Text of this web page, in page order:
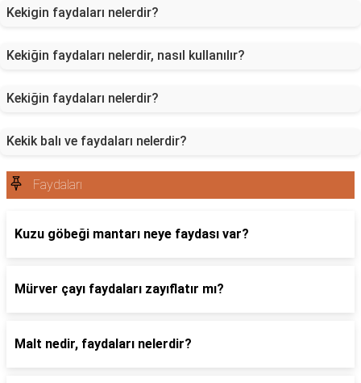
Kekigin faydaları nelerdir?
Kekiğin faydaları nelerdir, nasıl kullanılır?
Kekiğin faydaları nelerdir?
Kekik balı ve faydaları nelerdir?
Faydaları
Kuzu göbeği mantarı neye faydası var?
Mürver çayı faydaları zayıflatır mı?
Malt nedir, faydaları nelerdir?